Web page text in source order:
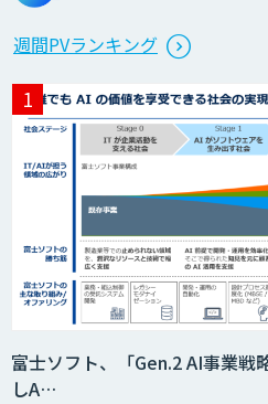
生産計画最
サテライトAI
Kurrant.ai
週間PVランキング
富士ソフト、「Gen.2 AI事業戦
しA…